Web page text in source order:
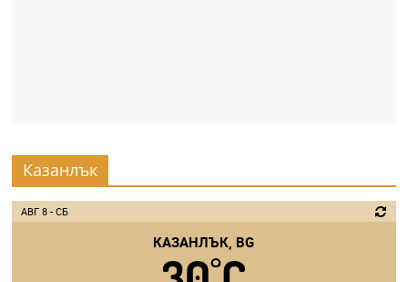
Казанлък
АВГ 8 - СБ
КАЗАНЛЪК, BG
°